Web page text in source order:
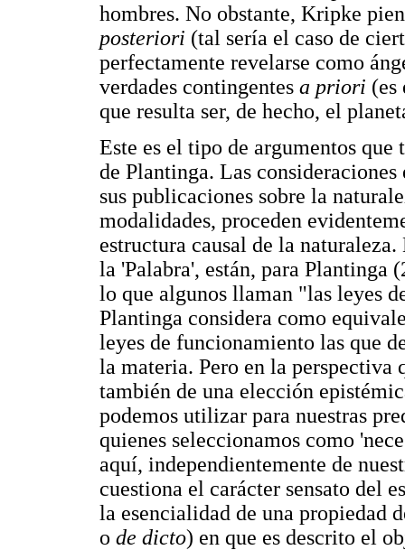
hombres. No obstante, Kripke
posteriori (tal sería el caso de
perfectamente revelarse como
verdades contingentes a priori (es
que resulta ser, de hecho, el
Este es el tipo de argumentos
de Plantinga. Las
sus publicaciones sobre la
modalidades, proceden
estructura causal de la
la 'Palabra', están, para Plantinga
lo que algunos llaman "las leyes
Plantinga considera como
leyes de funcionamiento las que
la materia. Pero en la perspectiva
también de una elección
podemos utilizar para nuestras
quienes seleccionamos como
aquí, independientemente de
cuestiona el carácter sensato del
la esencialidad de una propiedad
o de dicto) en que es descrito el